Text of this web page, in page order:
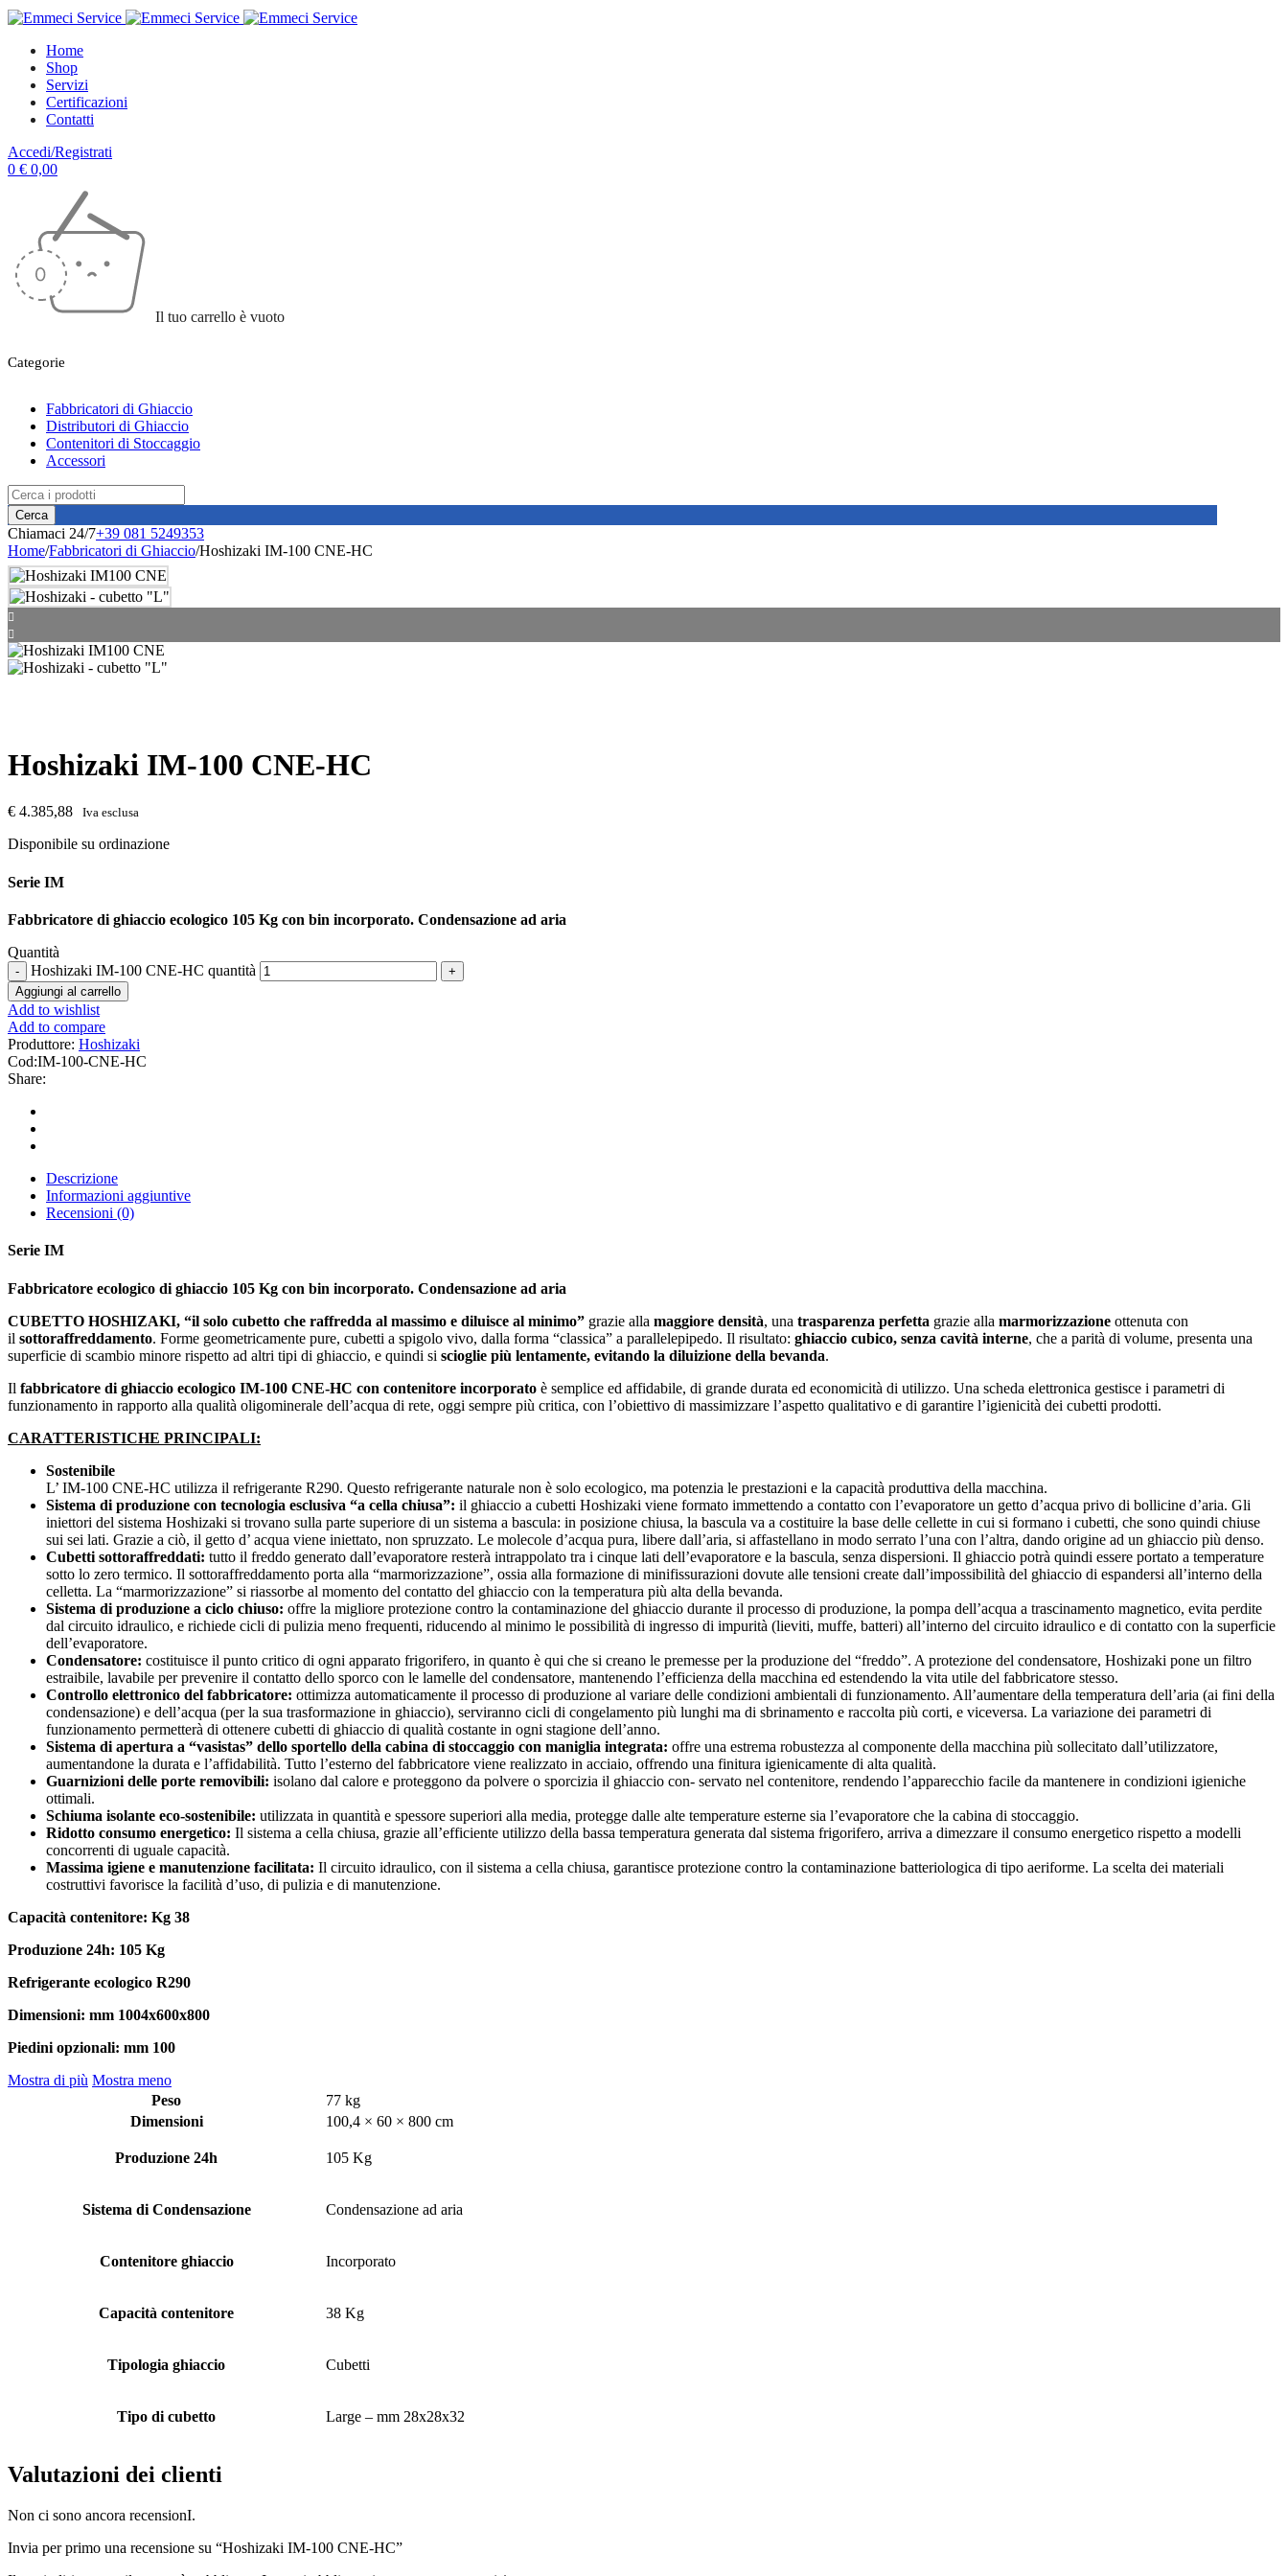
Home
Shop
Servizi
Certificazioni
Contatti
Accedi/Registrati
0 € 0,00
Il tuo carrello è vuoto
Categorie
Fabbricatori di Ghiaccio
Distributori di Ghiaccio
Contenitori di Stoccaggio
Accessori
Chiamaci 24/7+39 081 5249353
Home/Fabbricatori di Ghiaccio/Hoshizaki IM-100 CNE-HC
Hoshizaki IM-100 CNE-HC
€ 4.385,88 Iva esclusa
Disponibile su ordinazione
Serie IM
Fabbricatore di ghiaccio ecologico 105 Kg con bin incorporato. Condensazione ad aria
Quantità
Hoshizaki IM-100 CNE-HC quantità
Aggiungi al carrello
Add to wishlist
Add to compare
Produttore: Hoshizaki
Cod:IM-100-CNE-HC
Share:
Descrizione
Informazioni aggiuntive
Recensioni (0)
Serie IM
Fabbricatore ecologico di ghiaccio 105 Kg con bin incorporato. Condensazione ad aria
CUBETTO HOSHIZAKI, “il solo cubetto che raffredda al massimo e diluisce al minimo” grazie alla maggiore densità, una trasparenza perfetta grazie alla marmorizzazione ottenuta con
il sottoraffreddamento. Forme geometricamente pure, cubetti a spigolo vivo, dalla forma “classica” a parallelepipedo. Il risultato: ghiaccio cubico, senza cavità interne, che a parità di volume, presenta una
superficie di scambio minore rispetto ad altri tipi di ghiaccio, e quindi si scioglie più lentamente, evitando la diluizione della bevanda.
Il fabbricatore di ghiaccio ecologico IM-100 CNE-HC con contenitore incorporato è semplice ed affidabile, di grande durata ed economicità di utilizzo. Una scheda elettronica gestisce i parametri di
funzionamento in rapporto alla qualità oligominerale dell’acqua di rete, oggi sempre più critica, con l’obiettivo di massimizzare l’aspetto qualitativo e di garantire l’igienicità dei cubetti prodotti.
CARATTERISTICHE PRINCIPALI:
Sostenibile
L’ IM-100 CNE-HC utilizza il refrigerante R290. Questo refrigerante naturale non è solo ecologico, ma potenzia le prestazioni e la capacità produttiva della macchina.
Sistema di produzione con tecnologia esclusiva “a cella chiusa”: il ghiaccio a cubetti Hoshizaki viene formato immettendo a contatto con l’evaporatore un getto d’acqua privo di bollicine d’aria. Gli
iniettori del sistema Hoshizaki si trovano sulla parte superiore di un sistema a bascula: in posizione chiusa, la bascula va a costituire la base delle cellette in cui si formano i cubetti, che sono quindi chiuse
sui sei lati. Grazie a ciò, il getto d’ acqua viene iniettato, non spruzzato. Le molecole d’acqua pura, libere dall’aria, si affastellano in modo serrato l’una con l’altra, dando origine ad un ghiaccio più denso.
Cubetti sottoraffreddati: tutto il freddo generato dall’evaporatore resterà intrappolato tra i cinque lati dell’evaporatore e la bascula, senza dispersioni. Il ghiaccio potrà quindi essere portato a temperature
sotto lo zero termico. Il sottoraffreddamento porta alla “marmorizzazione”, ossia alla formazione di minifissurazioni dovute alle tensioni create dall’impossibilità del ghiaccio di espandersi all’interno della
celletta. La “marmorizzazione” si riassorbe al momento del contatto del ghiaccio con la temperatura più alta della bevanda.
Sistema di produzione a ciclo chiuso: offre la migliore protezione contro la contaminazione del ghiaccio durante il processo di produzione, la pompa dell’acqua a trascinamento magnetico, evita perdite
dal circuito idraulico, e richiede cicli di pulizia meno frequenti, riducendo al minimo le possibilità di ingresso di impurità (lieviti, muffe, batteri) all’interno del circuito idraulico e di contatto con la superficie
dell’evaporatore.
Condensatore: costituisce il punto critico di ogni apparato frigorifero, in quanto è qui che si creano le premesse per la produzione del “freddo”. A protezione del condensatore, Hoshizaki pone un filtro
estraibile, lavabile per prevenire il contatto dello sporco con le lamelle del condensatore, mantenendo l’efficienza della macchina ed estendendo la vita utile del fabbricatore stesso.
Controllo elettronico del fabbricatore: ottimizza automaticamente il processo di produzione al variare delle condizioni ambientali di funzionamento. All’aumentare della temperatura dell’aria (ai fini della
condensazione) e dell’acqua (per la sua trasformazione in ghiaccio), serviranno cicli di congelamento più lunghi ma di sbrinamento e raccolta più corti, e viceversa. La variazione dei parametri di
funzionamento permetterà di ottenere cubetti di ghiaccio di qualità costante in ogni stagione dell’anno.
Sistema di apertura a “vasistas” dello sportello della cabina di stoccaggio con maniglia integrata: offre una estrema robustezza al componente della macchina più sollecitato dall’utilizzatore,
aumentandone la durata e l’affidabilità. Tutto l’esterno del fabbricatore viene realizzato in acciaio, offrendo una finitura igienicamente di alta qualità.
Guarnizioni delle porte removibili: isolano dal calore e proteggono da polvere o sporcizia il ghiaccio con- servato nel contenitore, rendendo l’apparecchio facile da mantenere in condizioni igieniche
ottimali.
Schiuma isolante eco-sostenibile: utilizzata in quantità e spessore superiori alla media, protegge dalle alte temperature esterne sia l’evaporatore che la cabina di stoccaggio.
Ridotto consumo energetico: Il sistema a cella chiusa, grazie all’efficiente utilizzo della bassa temperatura generata dal sistema frigorifero, arriva a dimezzare il consumo energetico rispetto a modelli
concorrenti di uguale capacità.
Massima igiene e manutenzione facilitata: Il circuito idraulico, con il sistema a cella chiusa, garantisce protezione contro la contaminazione batteriologica di tipo aeriforme. La scelta dei materiali
costruttivi favorisce la facilità d’uso, di pulizia e di manutenzione.
Capacità contenitore: Kg 38
Produzione 24h: 105 Kg
Refrigerante ecologico R290
Dimensioni: mm 1004x600x800
Piedini opzionali: mm 100
Mostra di più Mostra meno
Peso
77 kg
Dimensioni
100,4 × 60 × 800 cm
Produzione 24h 105 Kg
Sistema di Condensazione Condensazione ad aria
Contenitore ghiaccio Incorporato
Capacità contenitore 38 Kg
Tipologia ghiaccio Cubetti
Tipo di cubetto Large – mm 28x28x32
Valutazioni dei clienti
Non ci sono ancora recensionI.
Invia per primo una recensione su “Hoshizaki IM-100 CNE-HC”